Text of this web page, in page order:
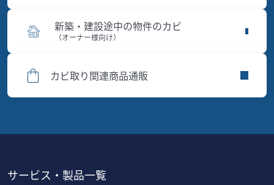
新築・建設途中の物件のカビ
（オーナー様向け）
カビ取り関連商品通販
サービス・製品一覧